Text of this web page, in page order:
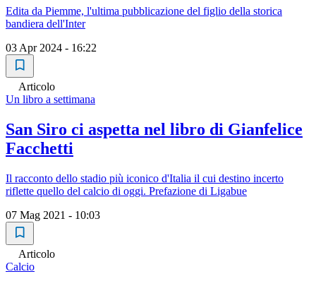
Edita da Piemme, l'ultima pubblicazione del figlio della storica
bandiera dell'Inter
03 Apr 2024 - 16:22
Articolo
Un libro a settimana
San Siro ci aspetta nel libro di Gianfelice
Facchetti
Il racconto dello stadio più iconico d'Italia il cui destino incerto
riflette quello del calcio di oggi. Prefazione di Ligabue
07 Mag 2021 - 10:03
Articolo
Calcio